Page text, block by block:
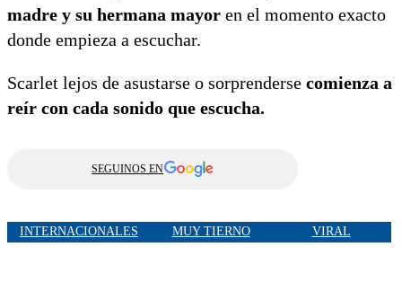
madre y su hermana mayor en el momento exacto
donde empieza a escuchar.
Scarlet lejos de asustarse o sorprenderse comienza a
reír con cada sonido que escucha.
SEGUINOS EN
INTERNACIONALES MUY TIERNO VIRAL